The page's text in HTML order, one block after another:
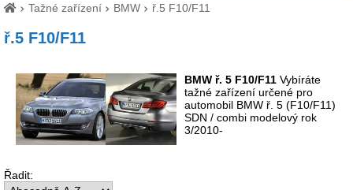
Tažné zařízení BMW ř.5 F10/F11
ř.5 F10/F11
BMW ř. 5 F10/F11 Vybíráte
tažné zařízení určené pro
automobil BMW ř. 5 (F10/F11)
SDN / combi modelový rok
3/2010-
Řadit: